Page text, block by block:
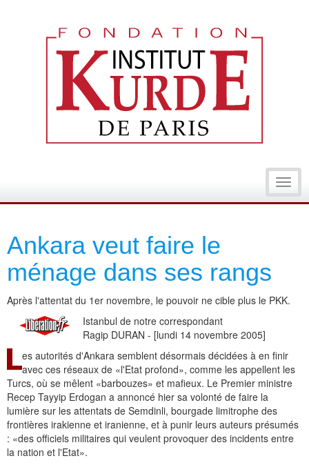
Ankara veut faire le
ménage dans ses rangs
Après l'attentat du 1er novembre, le pouvoir ne cible plus le PKK.
Istanbul de notre correspondant
Ragip DURAN - [lundi 14 novembre 2005]
es autorités d'Ankara semblent désormais décidées à en finir
avec ces réseaux de «l'Etat profond», comme les appellent les
Turcs, où se mêlent «barbouzes» et mafieux. Le Premier ministre
Recep Tayyip Erdogan a annoncé hier sa volonté de faire la
lumière sur les attentats de Semdinli, bourgade limitrophe des
frontières irakienne et iranienne, et à punir leurs auteurs présumés
: «des officiels militaires qui veulent provoquer des incidents entre
la nation et l'Etat».